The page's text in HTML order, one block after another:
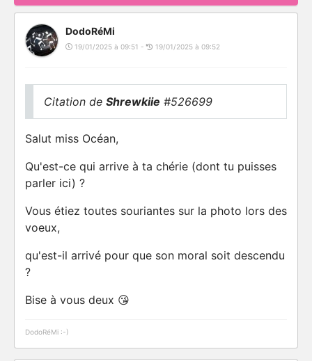
DodoRéMi
19/01/2025 à 09:51 - 19/01/2025 à 09:52
Citation de Shrewkiie #526699
Salut miss Océan,
Qu'est-ce qui arrive à ta chérie (dont tu puisses
parler ici) ?
Vous étiez toutes souriantes sur la photo lors des
voeux,
qu'est-il arrivé pour que son moral soit descendu
?
Bise à vous deux 😘
DodoRéMi :-)